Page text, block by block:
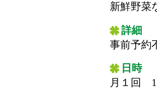
新鮮野菜
詳細
事前予約
日時
月１回